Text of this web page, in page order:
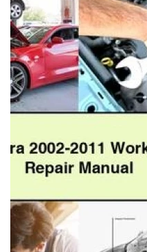
Gentra
2002-
2011
Workshop
Service
Repair
Manual